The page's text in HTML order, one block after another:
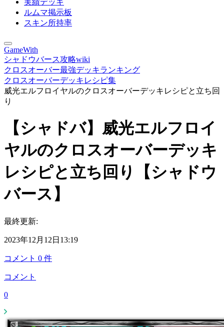
実績デッキ
ルムマ掲示板
スキン所持率
GameWith
シャドウバース攻略wiki
クロスオーバー最強デッキランキング
クロスオーバーデッキレシピ集
威光エルフロイヤルのクロスオーバーデッキレシピと立ち回
り
【シャドバ】威光エルフロイ
ヤルのクロスオーバーデッキ
レシピと立ち回り【シャドウ
バース】
最終更新:
2023年12月12日13:19
コメント 0 件
コメント
0